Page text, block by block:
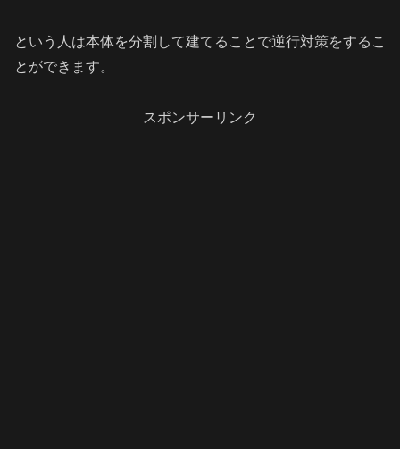
という人は本体を分割して建てることで逆行対策をするこ
とができます。
スポンサーリンク